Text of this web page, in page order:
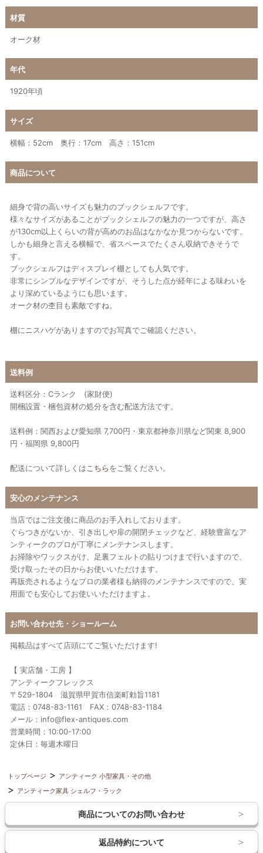
材質
オーク材
年代
1920年頃
サイズ
横幅：52cm 奥行：17cm 高さ：151cm
商品について
細身で背の高いサイズも魅力のブックシェルフです。
様々なサイズがあることがブックシェルフの魅力の一つですが、高さ
が130cm以上くらいの背が高めのお品はなかなか見つからないです。
しかも細身と言える横幅で、省スペースでたくさん収納できそうで
す。
ブックシェルフはディスプレイ棚としても人気です。
非常にシンプルなデザインですが、そうした点が経年による味わいを
より深めているようにも思います。
オーク材の杢目も素敵ですね。
棚にニスハゲがありますのでお写真でご確認ください。
送料例
送料区分：Cランク (家財便)
開梱設置・梱包資材の処分を含む配送方法です。
送料例：関西および愛知県 7,700円・東京都神奈川県など関東 8,900
円・福岡県 9,800円
配送について詳しくは こちらをご覧ください。
安心のメンテナンス
当店ではご注文後に商品のお手入れしております。
ぐらつきがないか、引き出しや扉の開閉チェックなど、経験豊富なア
ンティークのプロが丁寧にメンテナンスします。
お掃除やワックスがけ、足裏フェルトの貼りつけまで行いますので、
受け取ったその日からお使いいただけます。
再販売されるようなプロの業者様も納得のメンテナンスですので、実
用面でも安心してお使いいただけますよ。
お問い合わせ先・ショールーム
掲載品はすべて店頭にてご覧いただけます!
【 実店舗・工房 】
アンティークフレックス
〒529-1804 滋賀県甲賀市信楽町勅旨1181
電話：0748-83-1161 FAX：0748-83-1184
メール：info@flex-antiques.com
営業時間：10:00-17:00
定休日：毎週木曜日
トップページ
アンティーク 小型家具・その他
アンティーク家具 シェルフ・ラック
商品についてのお問い合わせ
返品特約について